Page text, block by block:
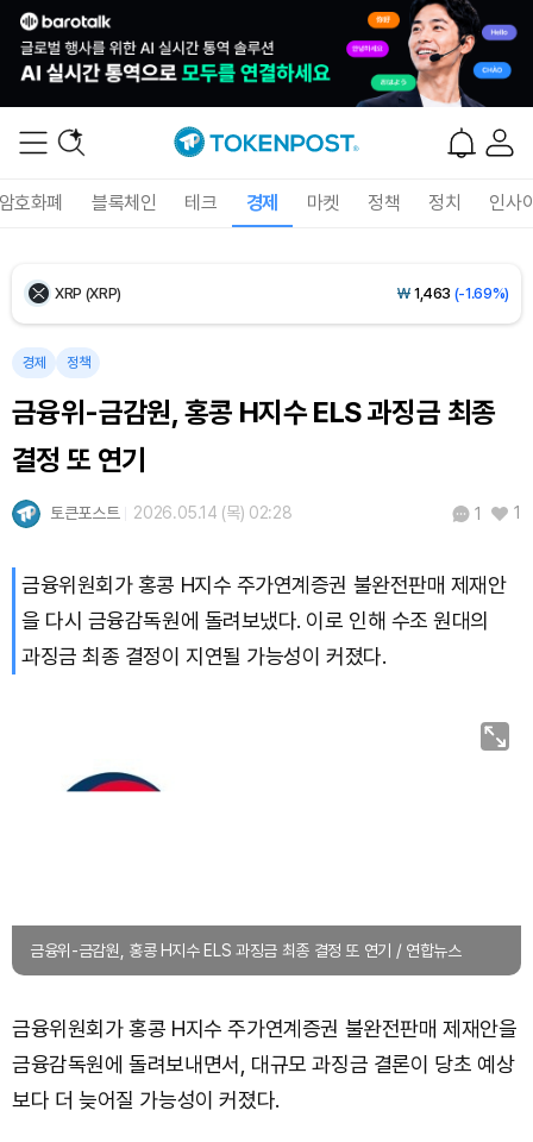
호화폐 블록체인 테크 경제 마켓 정책 정치 인사
Ethereum (ETH) ₩2,728,318(+0.37%)
XRP (XRP) ₩ 1,463 (-1.69%)
Solana (SOL)
TRON (TRX) ₩466.9 (+0.02%)
Hyperliquid (HYPE)
Bitcoin (BTC) ₩92,447,514 (+0.70%)
경제 정책
금융위-금감원, 홍콩 H지수 ELS 과징금 최종
결정 또 연기
토큰포스트 2026.05.14 (목) 02:28 1 1
금융위원회가 홍콩 H지수 주가연계증권 불완전판매 제재안
을 다시 금융감독원에 돌려보냈다. 이로 인해 수조 원대의
과징금 최종 결정이 지연될 가능성이 커졌다.
금융위-금감원, 홍콩 H지수 ELS 과징금 최종 결정 또 연기 / 연합뉴스
금융위원회가 홍콩 H지수 주가연계증권 불완전판매 제재안을
금융감독원에 돌려보내면서, 대규모 과징금 결론이 당초 예상
보다 더 늦어질 가능성이 커졌다.